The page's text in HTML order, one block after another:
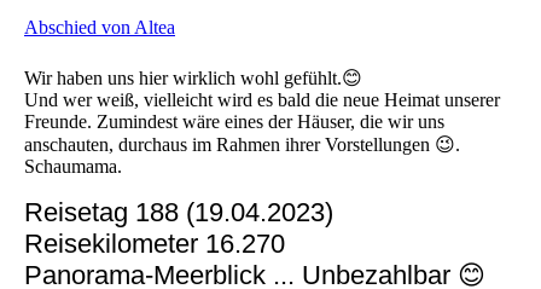
Abschied von Altea
Wir haben uns hier wirklich wohl gefühlt.😊
Und wer weiß, vielleicht wird es bald die neue Heimat unserer
Freunde. Zumindest wäre eines der Häuser, die wir uns
anschauten, durchaus im Rahmen ihrer Vorstellungen 😉.
Schaumama.
Reisetag 188 (19.04.2023)
Reisekilometer 16.270
Panorama-Meerblick ... Unbezahlbar 😊